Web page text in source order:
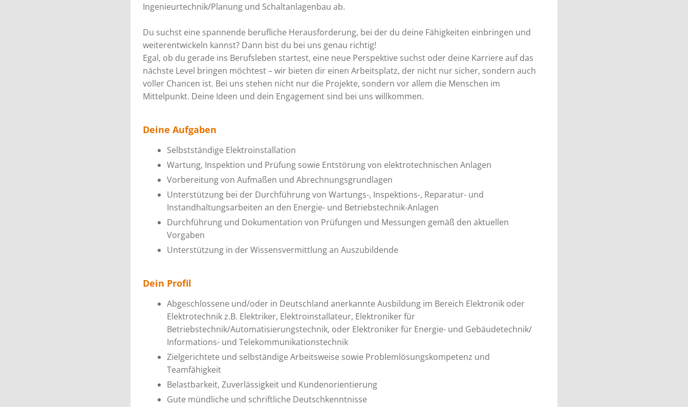
Ingenieurtechnik/Planung und Schaltanlagenbau ab.
Du suchst eine spannende berufliche Herausforderung, bei der du deine Fähigkeiten einbringen und
weiterentwickeln kannst? Dann bist du bei uns genau richtig!
Egal, ob du gerade ins Berufsleben startest, eine neue Perspektive suchst oder deine Karriere auf das
nächste Level bringen möchtest – wir bieten dir einen Arbeitsplatz, der nicht nur sicher, sondern auch
voller Chancen ist. Bei uns stehen nicht nur die Projekte, sondern vor allem die Menschen im
Mittelpunkt. Deine Ideen und dein Engagement sind bei uns willkommen.
Deine Aufgaben
Selbstständige Elektroinstallation
Wartung, Inspektion und Prüfung sowie Entstörung von elektrotechnischen Anlagen
Vorbereitung von Aufmaßen und Abrechnungsgrundlagen
Unterstützung bei der Durchführung von Wartungs-, Inspektions-, Reparatur- und
Instandhaltungsarbeiten an den Energie- und Betriebstechnik-Anlagen
Durchführung und Dokumentation von Prüfungen und Messungen gemäß den aktuellen
Vorgaben
Unterstützung in der Wissensvermittlung an Auszubildende
Dein Profil
Abgeschlossene und/oder in Deutschland anerkannte Ausbildung im Bereich Elektronik oder
Elektrotechnik z.B. Elektriker, Elektroinstallateur, Elektroniker für
Betriebstechnik/Automatisierungstechnik, oder Elektroniker für Energie- und Gebäudetechnik/
Informations- und Telekommunikationstechnik
Zielgerichtete und selbständige Arbeitsweise sowie Problemlösungskompetenz und
Teamfähigkeit
Belastbarkeit, Zuverlässigkeit und Kundenorientierung
Gute mündliche und schriftliche Deutschkenntnisse